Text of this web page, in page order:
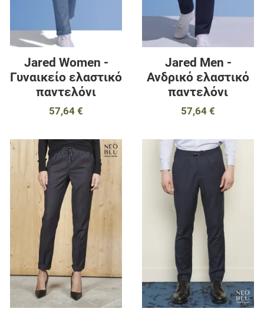
Jared Women -
Γυναικείο ελαστικό
παντελόνι
57,64 €
Jared Men -
Ανδρικό ελαστικό
παντελόνι
57,64 €
Προσθήκη στα αγαπημένα
Προσθήκη για σύγκριση
Γρήγορη ματιά